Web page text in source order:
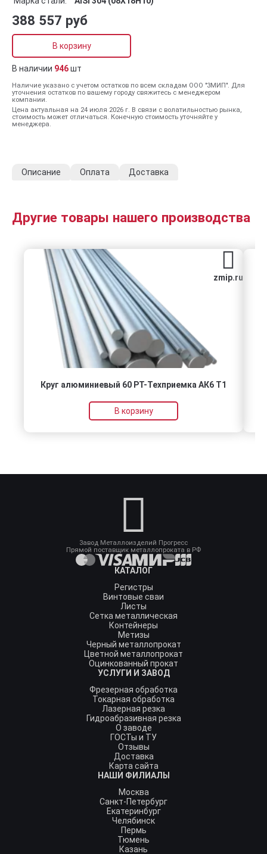
388 557 руб
В корзину
В наличии 946шт
Наличие указано с учетом остатков по всем складам ООО "ЗМИП". Для
уточнения остатков по вашему городу свяжитесь с менеджером
компании.
Цена актуальная на 24 июля 2026 г. В связи с волатильностью рынка,
стоимость может отличаться. Конечную стоимость уточняйте у
менеджера.
Описание Оплата Доставка
Другие товары нашего производства
zmip.ru
Круг алюминиевый 60 РТ-Техприемка АК6 Т1
В корзину
Завод Металлоизделий Прогресс
Прямой поставщик металлопроката в РФ
КАТАЛОГ
Регистры
Винтовые сваи
Листы
Сетка металлическая
Контейнеры
Метизы
Черный металлопрокат
Цветной металлопрокат
Оцинкованный прокат
УСЛУГИ И ЗАВОД
Фрезерная обработка
Токарная обработка
Лазерная резка
Гидроабразивная резка
О заводе
ГОСТы и ТУ
Отзывы
Доставка
Карта сайта
НАШИ ФИЛИАЛЫ
Москва
Санкт-Петербург
Екатеринбург
Челябинск
Пермь
Тюмень
Казань